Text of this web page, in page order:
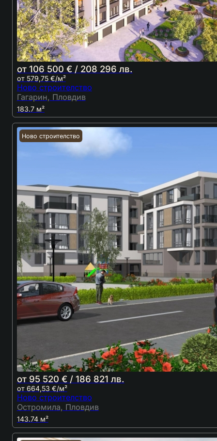
от 106 500 € / 208 296 лв.
от 579,75 €/м²
Ново строителство
Гагарин, Пловдив
183.7 м²
Ново строителство
от 95 520 € / 186 821 лв.
от 664,53 €/м²
Ново строителство
Остромила, Пловдив
143.74 м²